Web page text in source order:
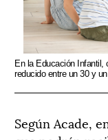
En la Educación
reducido entre un 30 y
Según Acade,